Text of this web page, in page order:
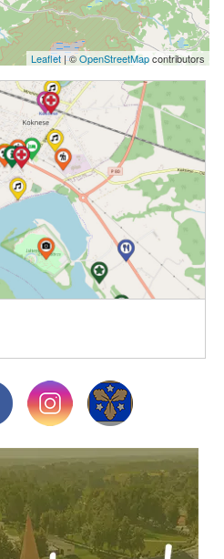
Leaflet | ©OpenStreetMapcontributors